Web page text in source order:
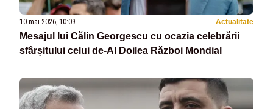
10 mai 2026, 10:09 Actualitate
Mesajul lui Călin Georgescu cu ocazia celebrării
sfârșitului celui de-Al Doilea Război Mondial